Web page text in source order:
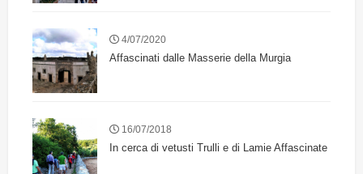
4/07/2020
Affascinati dalle Masserie della Murgia
16/07/2018
In cerca di vetusti Trulli e di Lamie Affascinate